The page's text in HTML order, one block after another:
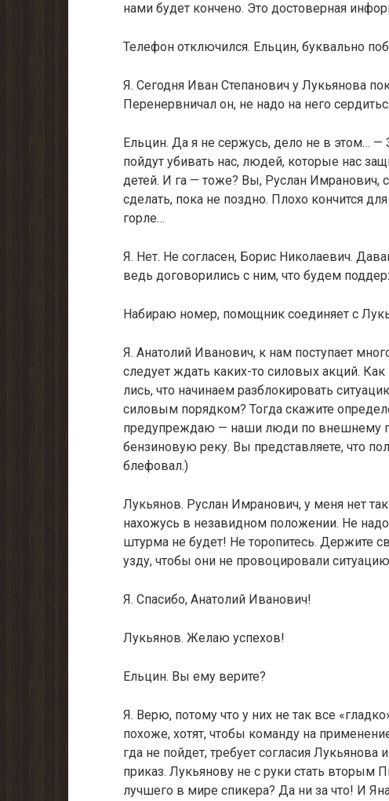
нами будет кончено. Это досто­верная
Телефон отключился. Ельцин, буквально
Я. Сегодня Иван Степанович у Лукьянова
Перенервничал он, не надо на него
Ельцин. Да я не сержусь, дело не в этом…
пойдут убивать нас, людей, кото­рые нас
детей. И га — тоже? Вы, Руслан Имранович,
сделать, пока не поздно. Плохо кон­чится
горле…
Я. Нет. Не согласен, Борис Николаевич.
ведь договорились с ним, что будем
Набираю номер, помощник соединяет с
Я. Анатолий Иванович, к нам поступает
следует ждать каких-то сило­вых акций.
лись, что начинаем разблокировать
силовым порядком? Тогда скажи­те
предупреждаю — наши люди по внешнему
бензиновую реку. Вы представляете, что
блефовал.)
Лукьянов. Руслан Имранович, у меня нет
нахожусь в незавидном положении. Не
штурма не будет! Не торопитесь. Держите
узду, чтобы они не провоцировали
Я. Спасибо, Анатолий Иванович!
Лукьянов. Желаю успехов!
Ельцин. Вы ему верите?
Я. Верю, потому что у них не так все
похоже, хотят, чтобы коман­ду на
гда не пойдет, требует согласия Лукьянова
приказ. Лукьянову не с руки стать вторым
лучшего в мире спикера? Да ни за что! И